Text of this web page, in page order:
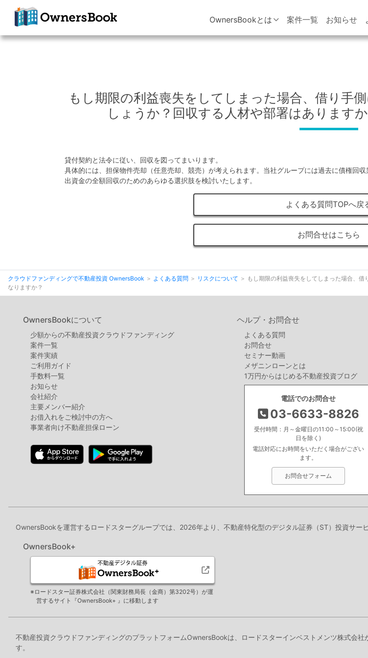
クラウドファン
OwnersBookとは 案件一覧 お知らせ
もし期限の利益喪失をしてしまった場合、借り手
しょうか？回収する人材や部署はあります
貸付契約と法令に従い、回収を図ってまいります。
具体的には、担保物件売却（任意売却、競売）が考えられます。当社グループには過去に債権回
出資金の全額回収のためのあらゆる選択肢を検討いたします。
よくある質問TOPへ戻
お問合せはこちら
クラウドファンディングで不動産投資 OwnersBook よくある質問 リスクについて
もし期限の利益喪失をしてしまった場合、
なりますか？
OwnersBookについて
少額からの不動産投資クラウドファンディング
案件⼀覧
案件実績
ご利用ガイド
手数料一覧
お知らせ
会社紹介
主要メンバー紹介
お借入れをご検討中の方へ
事業者向け不動産担保ローン
ヘルプ・お問合せ
よくある質問
お問合せ
セミナー動画
メザニンローンとは
1万円からはじめる不動産投資ブログ
電話でのお問合せ
03-6633-8826
受付時間：月～金曜日の11:00～15:00(祝
日を除く)
電話対応にお時間をいただく場合がござい
ます。
お問合せフォーム
OwnersBookを運営するロードスターグループでは、2026年より、不動産特化型のデジタル証券（ST）投資サー
OwnersBook+
※ロードスター証券株式会社（関東財務局長（金商）第3202号）が運
営するサイト『OwnersBook+ 』に移動します
不動産投資クラウドファンディングのプラットフォームOwnersBookは、ロードスターインベストメンツ株式会
す。